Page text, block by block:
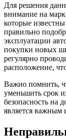
Для решения
внимание на
которые
правильно
эксплуатации
покупки новых
регулярно
расположение,
Важно помнить,
уменьшить срок
безопасность на
является важным